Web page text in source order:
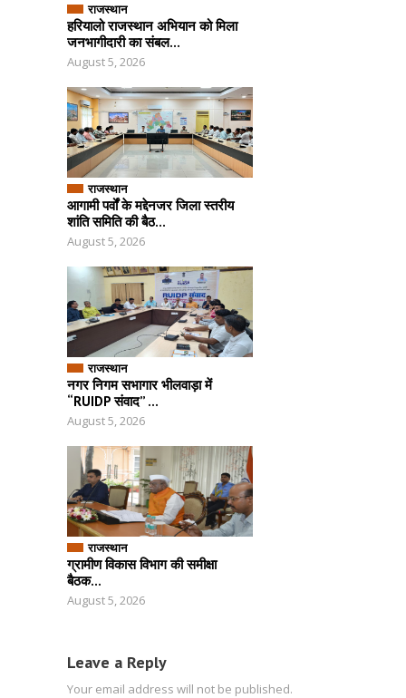
राजस्थान
हरियालो राजस्थान अभियान को मिला
जनभागीदारी का संबल...
August 5, 2026
राजस्थान
आगामी पर्वों के मद्देनजर जिला स्तरीय
शांति समिति की बैठ...
August 5, 2026
राजस्थान
नगर निगम सभागार भीलवाड़ा में
“RUIDP संवाद” ...
August 5, 2026
राजस्थान
ग्रामीण विकास विभाग की समीक्षा
बैठक...
August 5, 2026
Leave a Reply
Your email address will not be published.